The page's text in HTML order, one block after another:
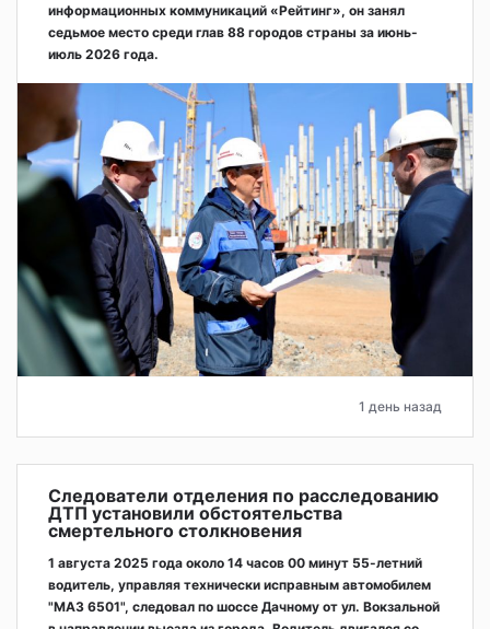
информационных коммуникаций «Рейтинг», он занял
седьмое место среди глав 88 городов страны за июнь-
июль 2026 года.
1 день назад
Следователи отделения по расследованию
ДТП установили обстоятельства
смертельного столкновения
1 августа 2025 года около 14 часов 00 минут 55-летний
водитель, управляя технически исправным автомобилем
"МАЗ 6501", следовал по шоссе Дачному от ул. Вокзальной